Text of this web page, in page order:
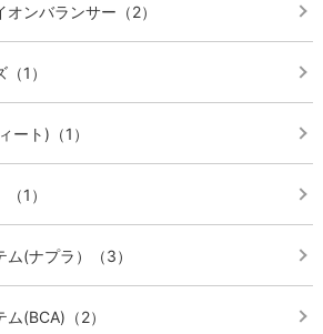
ンバランサー （2）
（1）
ート) （1）
（1）
(ナプラ） （3）
ム(BCA) （2）